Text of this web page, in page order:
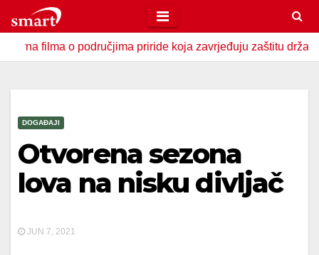
to
contento područjima priride koja zavrjeđuju zaštitu države
DOGAĐAJI
Otvorena sezona
lova na nisku divljač
JUN 7, 2021